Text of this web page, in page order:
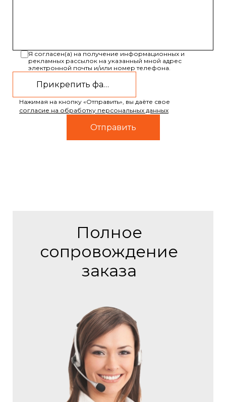
Я согласен(а) на получение информационных и
рекламных рассылок на указанный мной адрес
электронной почты и/или номер телефона.
Прикрепить файл
Нажимая на кнопку «Отправить», вы даёте свое
согласие на обработку персональных данных
Полное
сопровождение
заказа